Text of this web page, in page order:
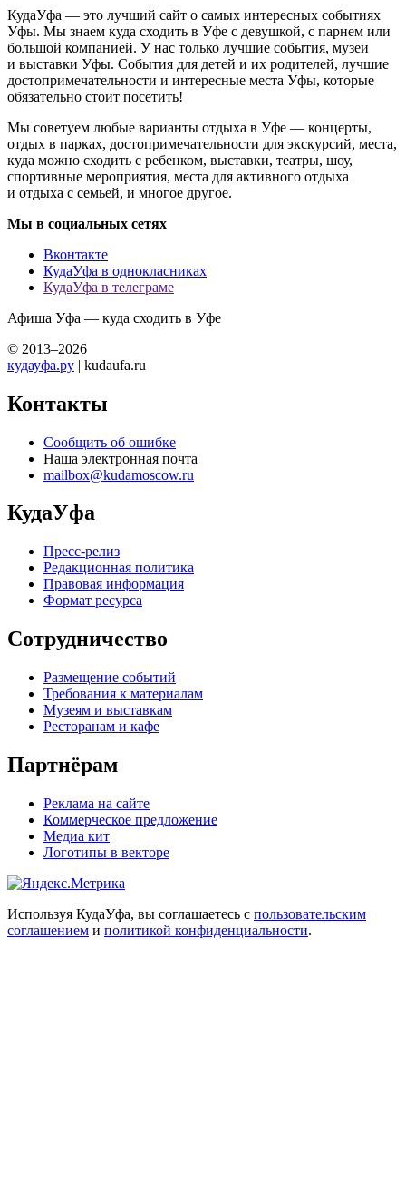
КудаУфа — это лучший сайт о самых интересных событиях
Уфы. Мы знаем куда сходить в Уфе с девушкой, с парнем или
большой компанией. У нас только лучшие события, музеи
и выставки Уфы. События для детей и их родителей, лучшие
достопримечательности и интересные места Уфы, которые
обязательно стоит посетить!
Мы советуем любые варианты отдыха в Уфе — концерты,
отдых в парках, достопримечательности для экскурсий, места,
куда можно сходить с ребенком, выставки, театры, шоу,
спортивные мероприятия, места для активного отдыха
и отдыха с семьей, и многое другое.
Мы в социальных сетях
Вконтакте
КудаУфа в однокласниках
КудаУфа в телеграме
Афиша Уфа — куда сходить в Уфе
© 2013–2026
кудауфа.ру | kudaufa.ru
Контакты
Сообщить об ошибке
Наша электронная почта
mailbox@kudamoscow.ru
КудаУфа
Пресс-релиз
Редакционная политика
Правовая информация
Формат ресурса
Сотрудничество
Размещение событий
Требования к материалам
Музеям и выставкам
Ресторанам и кафе
Партнёрам
Реклама на сайте
Коммерческое предложение
Медиа кит
Логотипы в векторе
Используя КудаУфа, вы соглашаетесь с пользовательским
соглашением и политикой конфиденциальности.